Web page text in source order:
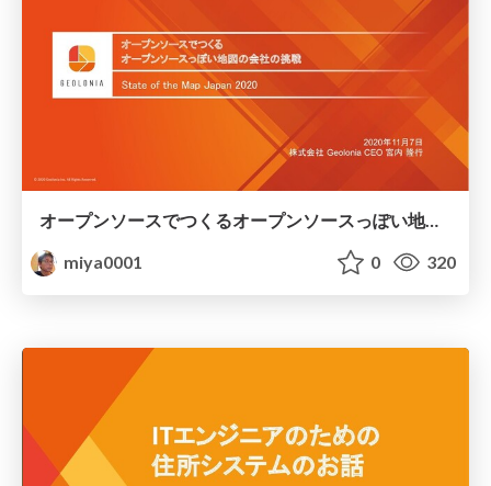
オープンソースでつくるオープンソースっぽい地図の会社の挑戦
miya0001
0 320